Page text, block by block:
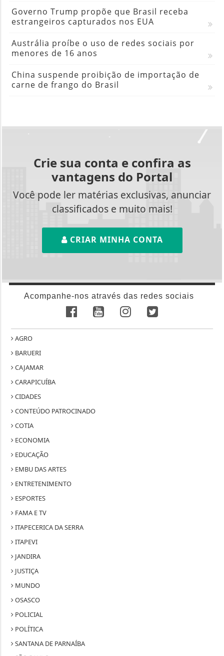
Governo Trump propõe que Brasil receba
estrangeiros capturados nos EUA
Austrália proíbe o uso de redes sociais por
menores de 16 anos
China suspende proibição de importação de
carne de frango do Brasil
Crie sua conta e confira as
vantagens do Portal
Você pode ler matérias exclusivas, anunciar
classificados e muito mais!
CRIAR MINHA CONTA
Acompanhe-nos através das redes sociais
AGRO
BARUERI
CAJAMAR
CARAPICUÍBA
CIDADES
CONTEÚDO PATROCINADO
COTIA
ECONOMIA
EDUCAÇÃO
EMBU DAS ARTES
ENTRETENIMENTO
ESPORTES
FAMA E TV
ITAPECERICA DA SERRA
ITAPEVI
JANDIRA
JUSTIÇA
MUNDO
OSASCO
POLICIAL
POLÍTICA
SANTANA DE PARNAÍBA